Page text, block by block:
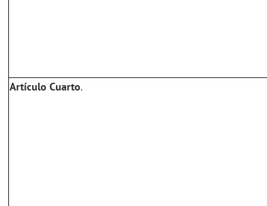
Artículo Cuarto.